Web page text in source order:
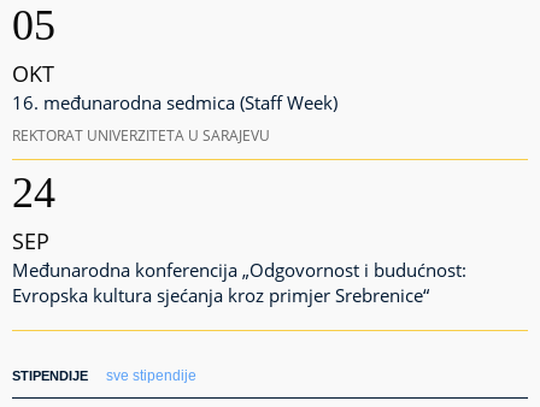
05
OKT
16. međunarodna sedmica (Staff Week)
REKTORAT UNIVERZITETA U SARAJEVU
24
SEP
Međunarodna konferencija „Odgovornost i budućnost:
Evropska kultura sjećanja kroz primjer Srebrenice“
STIPENDIJE sve stipendije